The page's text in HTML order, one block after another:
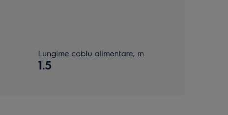
Lungime cablu alimentare, m
1.5